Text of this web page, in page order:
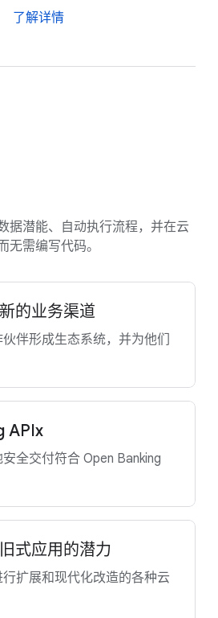
了解详情
据潜能、自动执行流程，并在云
无需编写代码。
的业务渠道
伴形成生态系统，并为他们
APIx
全交付符合 Open Banking
式应用的潜力
扩展和现代化改造的各种云